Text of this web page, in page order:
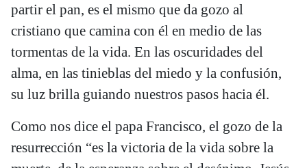
partir el pan, es el mismo que da gozo al
cristiano que camina con él en medio de las
tormentas de la vida. En las oscuridades del
alma, en las tinieblas del miedo y la confusión,
su luz brilla guiando nuestros pasos hacia él.
Como nos dice el papa Francisco, el gozo de la
resurrección “es la victoria de la vida sobre la